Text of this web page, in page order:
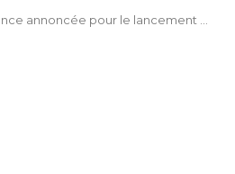
annoncée pour le lancement ...